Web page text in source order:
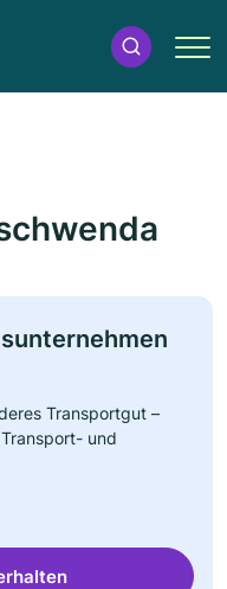
Transportgut –
und